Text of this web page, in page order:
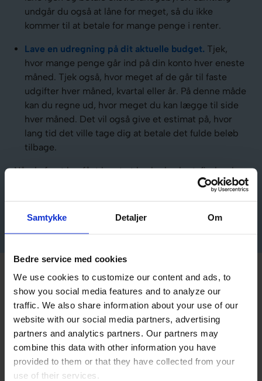
Samtykke Detaljer Om
Bedre service med cookies
We use cookies to customize our content and ads, to
show you social media features and to analyze our
traffic. We also share information about your use of our
website with our social media partners, advertising
partners and analytics partners. Our partners may
combine this data with other information you have
provided to them or that they have collected from your
use of their services.
undgår du også at låne for meget, så du ikke
kommer til at betale for mange penge i renter.
Lave en udregning på dit aktuelle budget. Tjek,
hvor mange penge går ind på din konto hver eneste
måned. Tjek også, hvor meget af de går til faste
udgifter hver måned, kvartal eller år. På denne måde
kan du regne ud, hvor meget du kan lægge til side
hver måned. Det vil også give et estimat på, hvor
lang tid det ville tage dig at betale det fulde beløb
tilbage.
Når du først har fået langt et bedre budget, finder du
måske endda ud af, at lånet ikke er nødvendigt, eller at
låneperiode, som du først havde forestillet dig.
Sådan gør du rejsen endnu
billigere
Som nævnt ovenfor kan vi hos Crediteus se mange
gode grunde til at optage lån – men under ansvar. En
del af det ansvar er, at man sørger for at gøre lånet så
realistisk og så småt som muligt. Det betyder, at du